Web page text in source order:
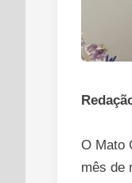
O Mato
mês de